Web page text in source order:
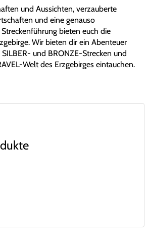
und Aussichten, verzauberte
und eine genauso
bieten euch die
Wir bieten dir ein Abenteuer
und BRONZE-Strecken und
Welt des Erzgebirges eintauchen.